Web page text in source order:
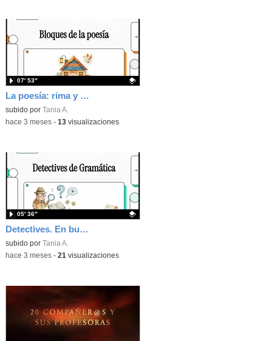
La poesía: rima y métrica.
Contenido educativo.
subido por Tania A.
07′ 53″
-hace 3 meses- 13visualizaciones
Detectives. En busca de los núcleos del sujeto y del predicado.
Contenido educativo.
subido por Tania A.
05′ 36″
-hace 3 meses- 21 visualizaciones